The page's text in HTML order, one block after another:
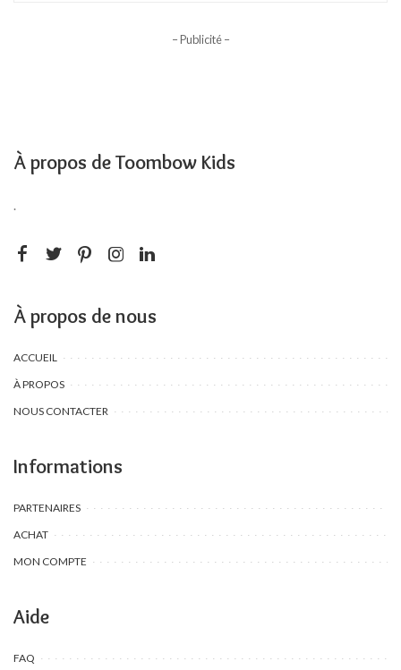
– Publicité –
À propos de Toombow Kids
.
À propos de nous
ACCUEIL
À PROPOS
NOUS CONTACTER
Informations
PARTENAIRES
ACHAT
MON COMPTE
Aide
FAQ